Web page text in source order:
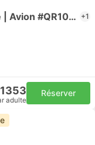
Classe économique | Avion #QR1035 +1
adulte
Réserver